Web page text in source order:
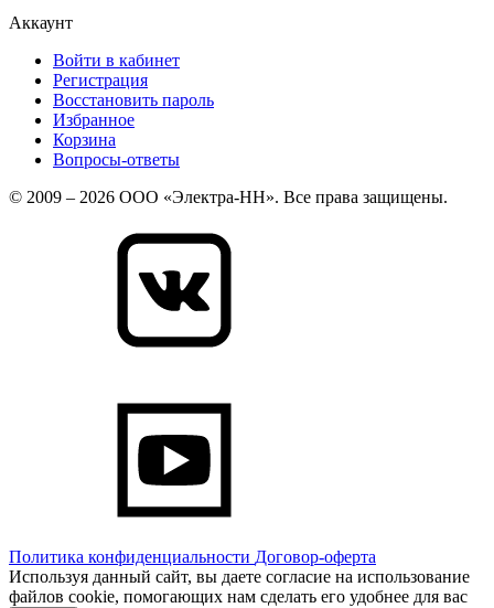
Аккаунт
Войти в кабинет
Регистрация
Восстановить пароль
Избранное
Корзина
Вопросы-ответы
© 2009 – 2026 ООО «Электра-НН». Все права защищены.
Политика конфиденциальности Договор-оферта
Используя данный сайт, вы даете согласие на использование
файлов cookie, помогающих нам сделать его удобнее для вас